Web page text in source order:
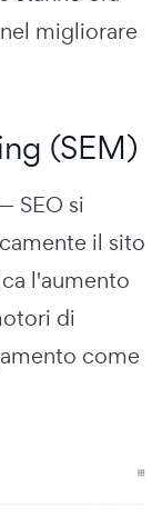
migliorare
(SEM)
SEO si
il sito
l'aumento
di
come